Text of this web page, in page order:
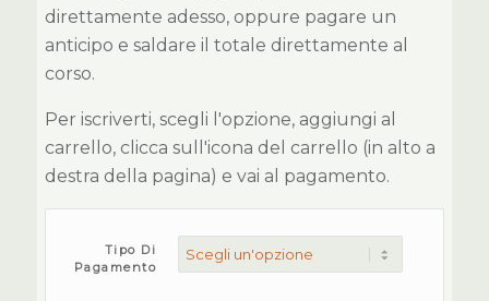
direttamente adesso, oppure pagare un
anticipo e saldare il totale direttamente al
corso.
Per iscriverti, scegli l'opzione, aggiungi al
carrello, clicca sull'icona del carrello (in alto a
destra della pagina) e vai al pagamento.
Tipo Di
Pagamento